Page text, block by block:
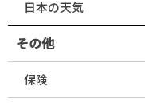
日本の天気
その他
保険